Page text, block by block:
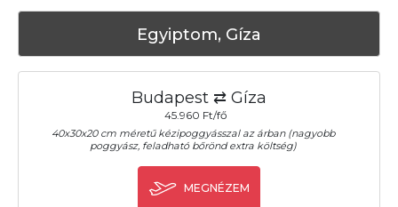
Egyiptom, Gíza
Budapest ⇄ Gíza
45.960 Ft/fő
40x30x20 cm méretű kézipoggyásszal az árban (nagyobb
poggyász, feladható bőrönd extra költség)
MEGNÉZEM